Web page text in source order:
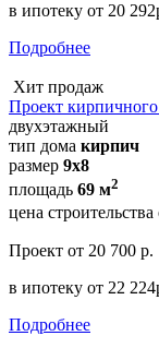
в ипотеку от 20
Подробнее
Хит продаж
Проект
двухэтажный
тип дома кирпич
размер 9х8
площадь 69 м2
цена строительства
Проект от 20 700 р.
в ипотеку от 22
Подробнее